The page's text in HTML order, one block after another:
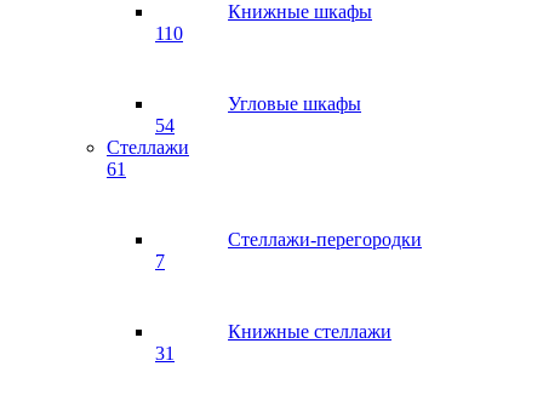
Книжные шкафы
110
Угловые шкафы
54
Стеллажи
61
Стеллажи-перегородки
7
Книжные стеллажи
31